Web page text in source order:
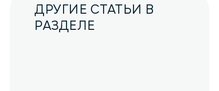
ДРУГИЕ СТАТЬИ В
РАЗДЕЛЕ